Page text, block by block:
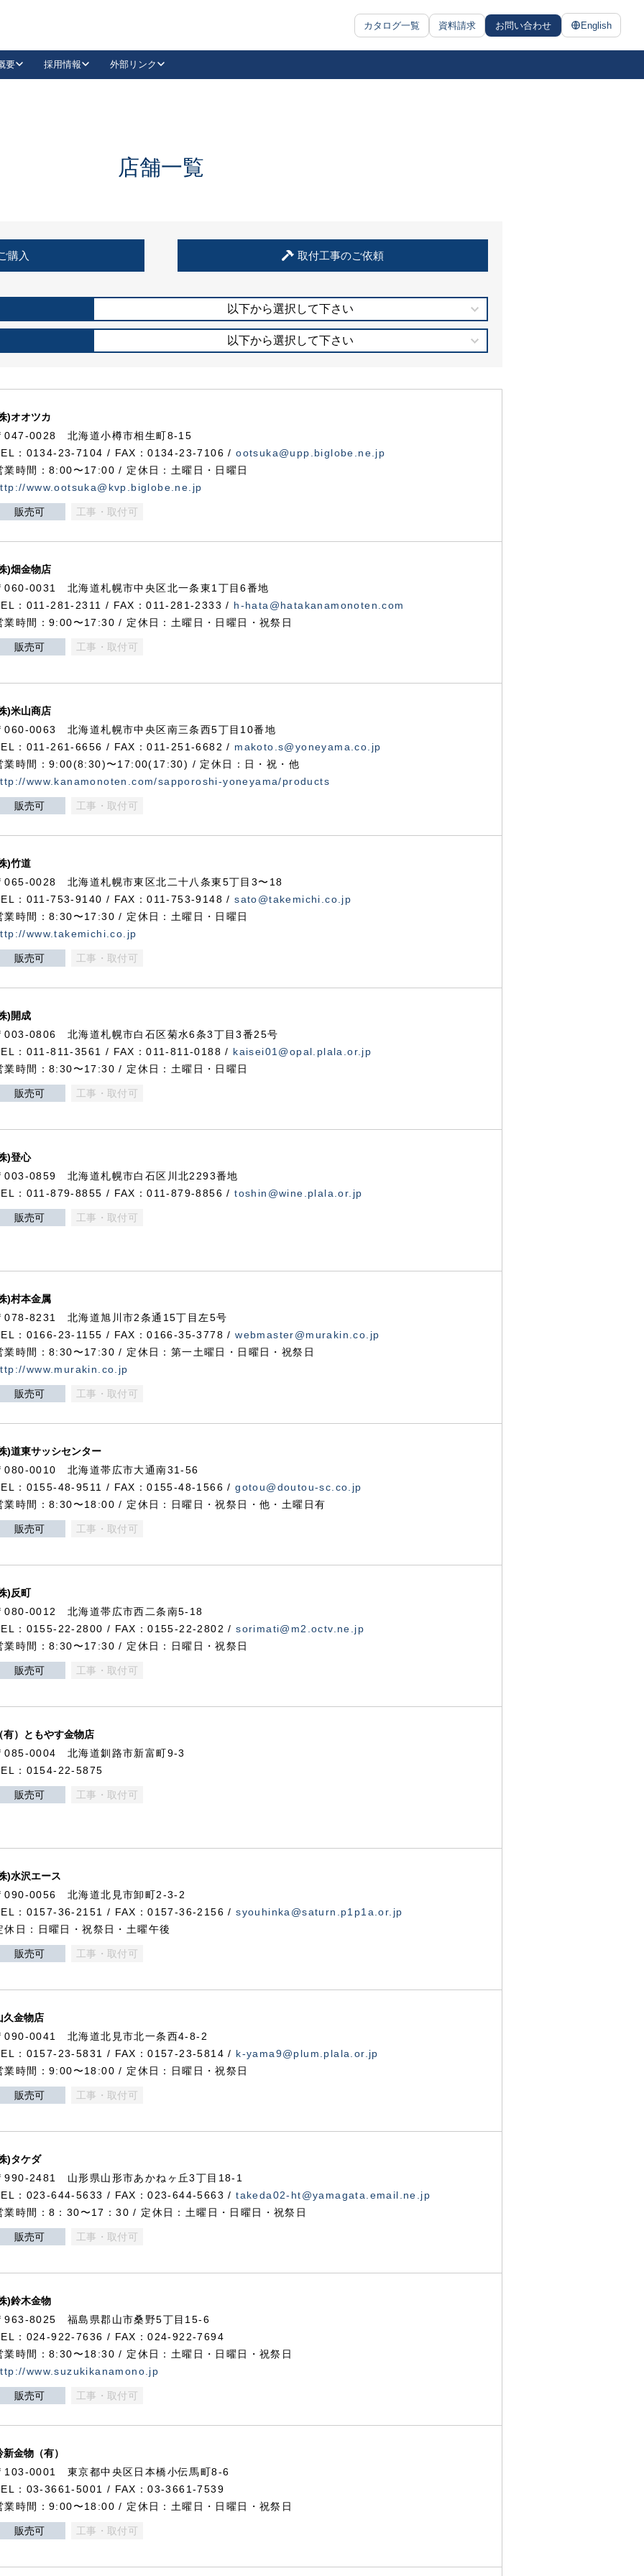
カタログ一覧 資料請求 お問い合わせ English
抗ウイルス・抗菌製品
要 採用情報 外部リンク
LinkedIn
住宅使用部材標準化推進協議会
店舗一覧
購入 取付工事のご依頼
以下から選択して下さい
以下から選択して下さい
)オオツカ
047-0028 北海道小樽市相生町8-15
：0134-23-7104 / FAX：0134-23-7106 /ootsuka@upp.biglobe.ne.jp
業時間：8:00〜17:00 / 定休日：土曜日・日曜日
www.ootsuka@kvp.biglobe.ne.jp
販売可 工事・取付可
)畑金物店
060-0031 北海道札幌市中央区北一条東1丁目6番地
：011-281-2311 / FAX：011-281-2333 / h-hata@hatakanamonoten.com
業時間：9:00〜17:30 / 定休日：土曜日・日曜日・祝祭日
販売可 工事・取付可
)米山商店
060-0063 北海道札幌市中央区南三条西5丁目10番地
：011-261-6656 / FAX：011-251-6682 / makoto.s@yoneyama.co.jp
業時間：9:00(8:30)〜17:00(17:30) / 定休日：日・祝・他
www.kanamonoten.com/sapporoshi-yoneyama/products
販売可 工事・取付可
)竹道
065-0028 北海道札幌市東区北二十八条東5丁目3〜18
：011-753-9140 / FAX：011-753-9148 /sato@takemichi.co.jp
業時間：8:30〜17:30 / 定休日：土曜日・日曜日
www.takemichi.co.jp
販売可 工事・取付可
)開成
003-0806 北海道札幌市白石区菊水6条3丁目3番25号
：011-811-3561 / FAX：011-811-0188 / kaisei01@opal.plala.or.jp
業時間：8:30〜17:30 / 定休日：土曜日・日曜日
販売可 工事・取付可
)登心
003-0859 北海道札幌市白石区川北2293番地
：011-879-8855 / FAX：011-879-8856 /toshin@wine.plala.or.jp
販売可 工事・取付可
)村本金属
078-8231 北海道旭川市2条通15丁目左5号
：0166-23-1155 / FAX：0166-35-3778 /webmaster@murakin.co.jp
業時間：8:30〜17:30 / 定休日：第一土曜日・日曜日・祝祭日
www.murakin.co.jp
販売可 工事・取付可
)道東サッシセンター
080-0010 北海道帯広市大通南31-56
：0155-48-9511 / FAX：0155-48-1566 /gotou@doutou-sc.co.jp
業時間：8:30〜18:00 / 定休日：日曜日・祝祭日・他・土曜日有
販売可 工事・取付可
)反町
080-0012 北海道帯広市西二条南5-18
：0155-22-2800 / FAX：0155-22-2802 /sorimati@m2.octv.ne.jp
業時間：8:30〜17:30 / 定休日：日曜日・祝祭日
販売可 工事・取付可
有）ともやす金物店
085-0004 北海道釧路市新富町9-3
：0154-22-5875
販売可 工事・取付可
)水沢エース
090-0056 北海道北見市卸町2-3-2
：0157-36-2151 / FAX：0157-36-2156 /syouhinka@saturn.p1p1a.or.jp
休日：日曜日・祝祭日・土曜午後
販売可 工事・取付可
久金物店
090-0041 北海道北見市北一条西4-8-2
：0157-23-5831 / FAX：0157-23-5814 / k-yama9@plum.plala.or.jp
業時間：9:00〜18:00 / 定休日：日曜日・祝祭日
販売可 工事・取付可
)タケダ
990-2481 山形県山形市あかねヶ丘3丁目18-1
：023-644-5633 / FAX：023-644-5663 /takeda02-ht@yamagata.email.ne.jp
業時間：8：30〜17：30 / 定休日：土曜日・日曜日・祝祭日
販売可 工事・取付可
)鈴木金物
963-8025 福島県郡山市桑野5丁目15-6
：024-922-7636 / FAX：024-922-7694
業時間：8:30〜18:30 / 定休日：土曜日・日曜日・祝祭日
www.suzukikanamono.jp
販売可 工事・取付可
新金物（有）
103-0001 東京都中央区日本橋小伝馬町8-6
：03-3661-5001 / FAX：03-3661-7539
業時間：9:00〜18:00 / 定休日：土曜日・日曜日・祝祭日
販売可 工事・取付可